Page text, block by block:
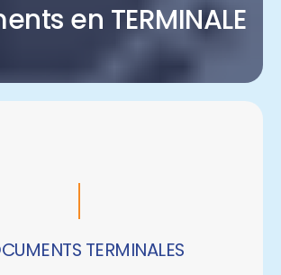
en TERMINALE
TERMINALES